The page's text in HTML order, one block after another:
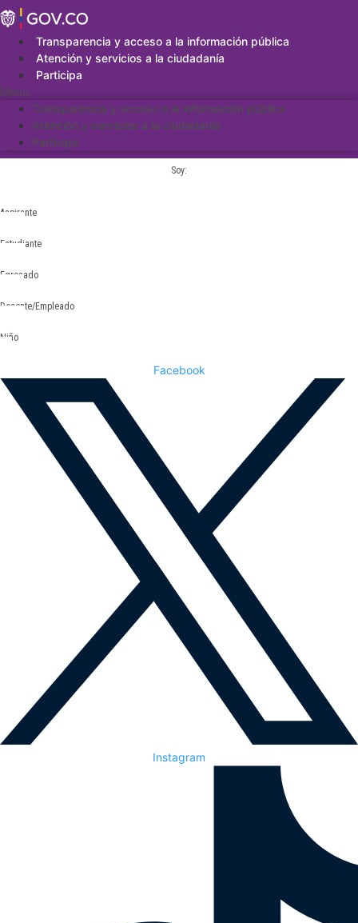
Saltar
al
contenidoTransparencia y acceso a la información pública
Atención y servicios a la ciudadanía
Participa
Menu
Transparencia y acceso a la información pública
Atención y servicios a la ciudadanía
Participa
Soy:
Aspirante
Estudiante
Egresado
Docente/Empleado
Niño
Facebook
Instagram